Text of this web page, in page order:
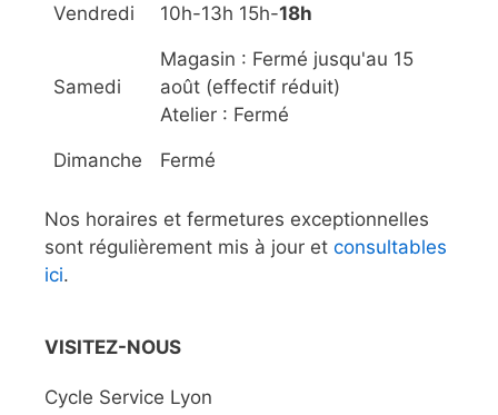
Vendredi 10h-13h 15h-18h
Samedi
Magasin : Fermé jusqu'au 15
août (effectif réduit)
Atelier : Fermé
Dimanche Fermé
Nos horaires et fermetures exceptionnelles
sont régulièrement mis à jour et consultables
ici.
VISITEZ-NOUS
Cycle Service Lyon